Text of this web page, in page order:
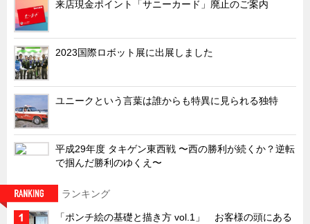
ポンチ絵の基礎と描き方
図面の見方・書き方
キャビネット工業会規格「CA300」集中講義
ズバッとお悩み解決 テクニカル Q and A
瀧源点回帰
光る技術！未来へのモノづくり
ちょっとユニークなお客様
ビジサスニュース
ECOLOGY NEWS SCRAMBLE
わが街わが支店
来店現金ポイント「サニーカード」廃止のご案内
2023国際ロボット展に出展しました
ユニークという言葉は誰からも特異に見られる独特
平成29年度 タキゲン東西戦 〜西の勝利が続くか？逆転
で掴んだ勝利のゆくえ〜
ランキング
「ポンチ絵の基礎と描き方 vol.1」 お客様の頭にある